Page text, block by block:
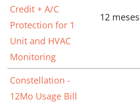
Credit + A/C
Protection for 1
Unit and HVAC
Monitoring
12 meses
Constellation -
12Mo Usage Bill